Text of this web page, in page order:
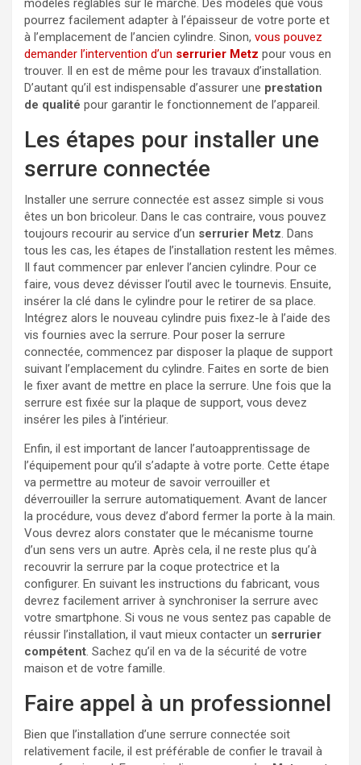
modèles réglables sur le marché. Des modèles que vous
pourrez facilement adapter à l’épaisseur de votre porte et
à l’emplacement de l’ancien cylindre. Sinon, vous pouvez
demander l’intervention d’un serrurier Metz pour vous en
trouver. Il en est de même pour les travaux d’installation.
D’autant qu’il est indispensable d’assurer une prestation
de qualité pour garantir le fonctionnement de l’appareil.
Les étapes pour installer une
serrure connectée
Installer une serrure connectée est assez simple si vous
êtes un bon bricoleur. Dans le cas contraire, vous pouvez
toujours recourir au service d’un serrurier Metz. Dans
tous les cas, les étapes de l’installation restent les mêmes.
Il faut commencer par enlever l’ancien cylindre. Pour ce
faire, vous devez dévisser l’outil avec le tournevis. Ensuite,
insérer la clé dans le cylindre pour le retirer de sa place.
Intégrez alors le nouveau cylindre puis fixez-le à l’aide des
vis fournies avec la serrure. Pour poser la serrure
connectée, commencez par disposer la plaque de support
suivant l’emplacement du cylindre. Faites en sorte de bien
le fixer avant de mettre en place la serrure. Une fois que la
serrure est fixée sur la plaque de support, vous devez
insérer les piles à l’intérieur.
Enfin, il est important de lancer l’autoapprentissage de
l’équipement pour qu’il s’adapte à votre porte. Cette étape
va permettre au moteur de savoir verrouiller et
déverrouiller la serrure automatiquement. Avant de lancer
la procédure, vous devez d’abord fermer la porte à la main.
Vous devrez alors constater que le mécanisme tourne
d’un sens vers un autre. Après cela, il ne reste plus qu’à
recouvrir la serrure par la coque protectrice et la
configurer. En suivant les instructions du fabricant, vous
devrez facilement arriver à synchroniser la serrure avec
votre smartphone. Si vous ne vous sentez pas capable de
réussir l’installation, il vaut mieux contacter un serrurier
compétent. Sachez qu’il en va de la sécurité de votre
maison et de votre famille.
Faire appel à un professionnel
Bien que l’installation d’une serrure connectée soit
relativement facile, il est préférable de confier le travail à